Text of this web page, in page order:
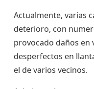
Actualmente, varias
deterioro, con
provocado daños en
desperfectos en
el de varios vecinos.